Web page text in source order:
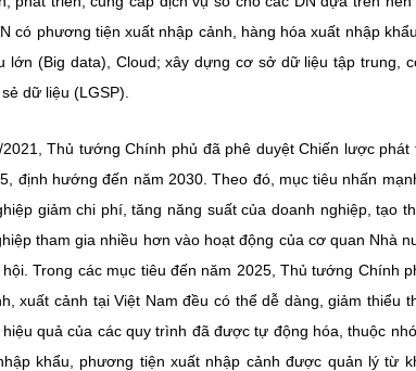
có phương tiện xuất nhập cảnh, hàng hóa xuất nhập
lớn (Big data), Cloud; xây dựng cơ sở dữ liệu tập trung,
dữ liệu (LGSP).
Thủ tướng Chính phủ đã phê duyệt Chiến lược
định hướng đến năm 2030. Theo đó, mục tiêu nhấn
giảm chi phí, tăng năng suất của doanh nghiệp, tạo
tham gia nhiều hơn vào hoạt động của cơ quan Nhà
Trong các mục tiêu đến năm 2025, Thủ tướng Chính
xuất cảnh tại Việt Nam đều có thể dễ dàng, giảm thiểu
quả của các quy trình đã được tự động hóa, thuộc
khẩu, phương tiện xuất nhập cảnh được quản lý từ